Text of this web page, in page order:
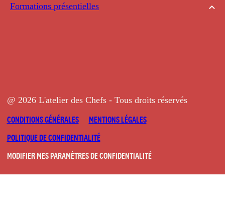
Formations présentielles
@ 2026 L'atelier des Chefs - Tous droits réservés
CONDITIONS GÉNÉRALES
MENTIONS LÉGALES
POLITIQUE DE CONFIDENTIALITÉ
MODIFIER MES PARAMÈTRES DE CONFIDENTIALITÉ